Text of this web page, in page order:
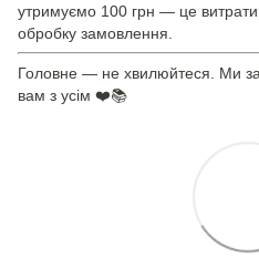
утримуємо 100 грн — це витрати
обробку замовлення.
Головне — не хвилюйтеся. Ми
вам з усім ❤️📚